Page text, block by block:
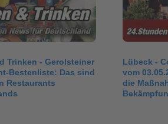
Trinken - Gerolsteiner
Bestenliste: Das sind
Restaurants
Lübeck -
vom
die